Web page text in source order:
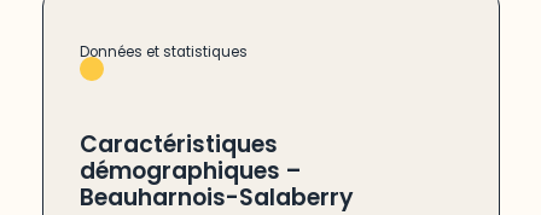
Données et statistiques
Caractéristiques
démographiques –
Beauharnois-Salaberry